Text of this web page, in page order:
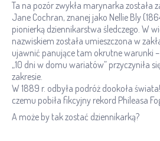
Ta na pozór zwykła marynarka została
Jane Cochran, znanej jako Nellie Bly
pionierką dziennikarstwa śledczego. W
nazwiskiem została umieszczona w
ujawnić panujące tam okrutne warunki
„10 dni w domu wariatów” przyczyniła
zakresie.
W 1889 r. odbyła podróż dookoła
czemu pobiła fikcyjny rekord Phileasa
A może by tak zostać dziennikarką?